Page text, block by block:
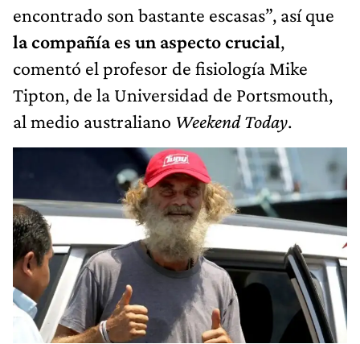
encontrado son bastante escasas”, así que
la compañía es un aspecto crucial,
comentó el profesor de fisiología Mike
Tipton, de la Universidad de Portsmouth,
al medio australiano Weekend Today.